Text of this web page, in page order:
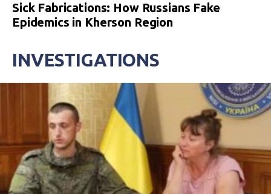
Sick Fabrications: How Russians Fake
Epidemics in Kherson Region
INVESTIGATIONS